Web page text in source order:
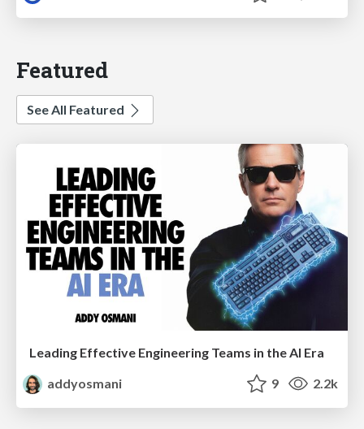
Featured
See All Featured
Leading Effective Engineering Teams in the AI Era
addyosmani
9 2.2k